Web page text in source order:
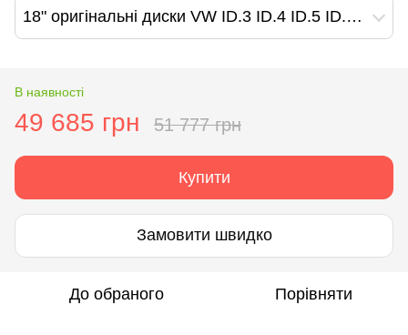
18" оригінальні диски VW ID.3 ID.4 ID.5 ID.6 ID3 ID4 ID5 ID6 Tiguan T-roc Jetta Golf Caddy T- (2GK601025B)
В наявності
49 685 грн 51 777 грн
Купити
Замовити швидко
До обраного Порівняти